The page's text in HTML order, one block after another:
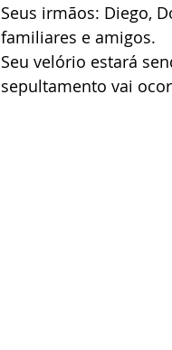
Seus irmãos: Diego,
familiares e amigos.
Seu velório estará
sepultamento vai